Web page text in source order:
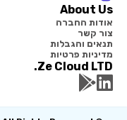
About Us
אודות החברה
צור קשר
תנאים והגבלות
מדיניות פרטיות
Ze Cloud LTD.